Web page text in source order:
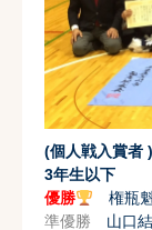
(個人戦入賞者 )
3年
優勝
権瓶
準優勝 山口